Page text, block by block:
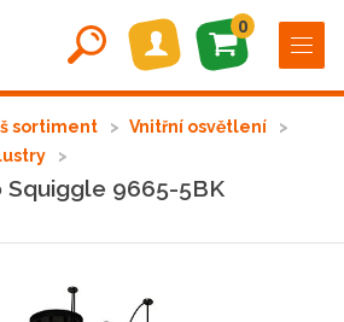
0
sortiment
Vnitřní osvětlení
Squiggle 9665-5BK